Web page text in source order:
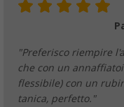
"Preferisco riempire
che con un
flessibile) con un
tanica, perfetto."